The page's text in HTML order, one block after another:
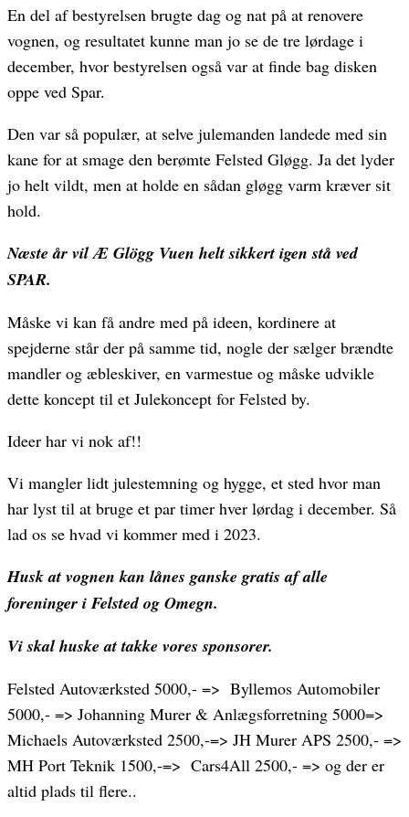
En del af bestyrelsen brugte dag og nat på at renovere
vognen, og resultatet kunne man jo se de tre lørdage i
december, hvor bestyrelsen også var at finde bag disken
oppe ved Spar.
Den var så populær, at selve julemanden landede med sin
kane for at smage den berømte Felsted Gløgg. Ja det lyder
jo helt vildt, men at holde en sådan gløgg varm kræver sit
hold.
Næste år vil Æ Glögg Vuen helt sikkert igen stå ved
SPAR.
Måske vi kan få andre med på ideen, kordinere at
spejderne står der på samme tid, nogle der sælger brændte
mandler og æbleskiver, en varmestue og måske udvikle
dette koncept til et Julekoncept for Felsted by.
Ideer har vi nok af!!
Vi mangler lidt julestemning og hygge, et sted hvor man
har lyst til at bruge et par timer hver lørdag i december. Så
lad os se hvad vi kommer med i 2023.
Husk at vognen kan lånes ganske gratis af alle
foreninger i Felsted og Omegn.
Vi skal huske at takke vores sponsorer.
Felsted Autoværksted 5000,- => Byllemos Automobiler
5000,- => Johanning Murer & Anlægsforretning 5000=>
Michaels Autoværksted 2500,-=> JH Murer APS 2500,- =>
MH Port Teknik 1500,-=> Cars4All 2500,- => og der er
altid plads til flere..